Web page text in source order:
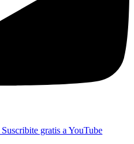
Suscribite gratis a YouTube